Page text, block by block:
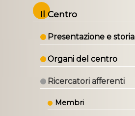
Il Centro
Presentazione e storia
Organi del centro
Ricercatori afferenti
Membri